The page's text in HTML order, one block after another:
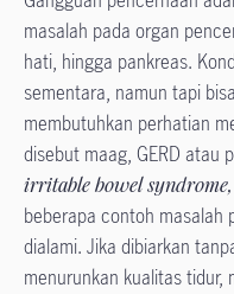
masalah pada organ
hati, hingga pankreas.
sementara, namun tapi
membutuhkan perhatian
disebut maag, GERD atau
irritable bowel syndrome,
beberapa contoh masalah
dialami. Jika dibiarkan
menurunkan kualitas tidur,